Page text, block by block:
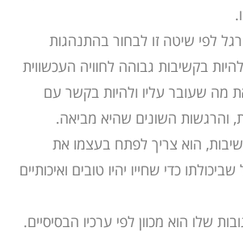
לפי שיטה זו לבחור בהתנהגות
בקשיבות גבוהה לחוויה העכשווית
מה שעובר עליו ולהיות בקשר עם
והרגשות השונים שהיא מביאה.
הוא צריך לפתח בעצמו את
כדי שחייו יהיו טובים ואיכותיים
שלו הוא מכוון לפי ערכיו הבסיסיים.